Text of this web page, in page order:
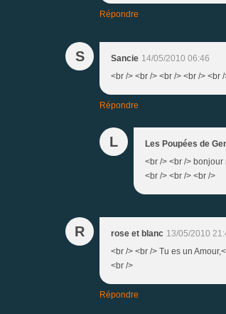
Répondre
S Sancie 14/05/2010 06:46
<br /> <br /> <br /> <br /> <br
Répondre
L Les Poupées de
<br /> <br />
<br /> <br /> <br />
R rose et blanc 13/05/2010
<br /> <br /> Tu es un
<br />
Répondre